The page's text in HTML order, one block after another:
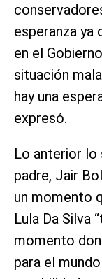
esperanza ya
en el
situación
hay una
expresó.
Lo anterior lo
padre, Jair
un momento
Lula Da Silva
momento
para el